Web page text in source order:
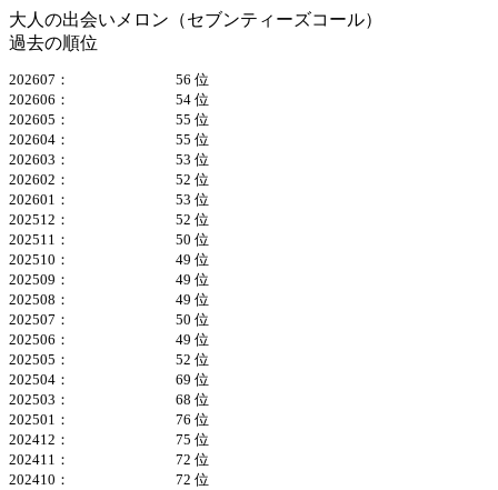
大人の出会いメロン（セブンティーズコール）
過去の順位
202607：
56 位
202606：
54 位
202605：
55 位
202604：
55 位
202603：
53 位
202602：
52 位
202601：
53 位
202512：
52 位
202511：
50 位
202510：
49 位
202509：
49 位
202508：
49 位
202507：
50 位
202506：
49 位
202505：
52 位
202504：
69 位
202503：
68 位
202501：
76 位
202412：
75 位
202411：
72 位
202410：
72 位